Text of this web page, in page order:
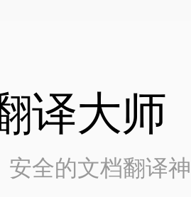
译大师
安全的文档翻译神